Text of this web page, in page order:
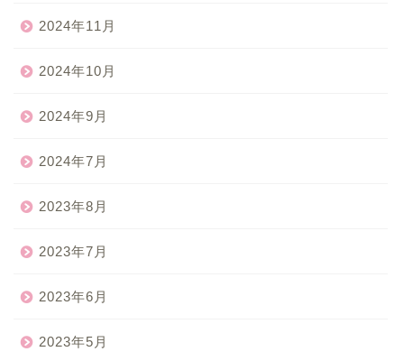
2024年11月
2024年10月
2024年9月
2024年7月
2023年8月
2023年7月
2023年6月
2023年5月